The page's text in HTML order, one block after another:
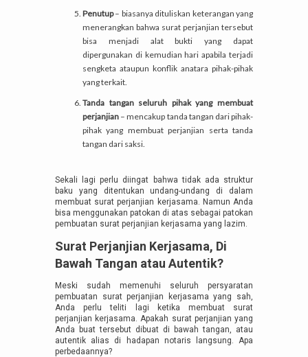
Penutup– biasanya dituliskan keterangan yang
menerangkan bahwa surat perjanjian tersebut
bisa menjadi alat bukti yang dapat
dipergunakan di kemudian hari apabila terjadi
sengketa ataupun konflik anatara pihak-pihak
yang terkait.
Tanda tangan seluruh pihak yang membuat
perjanjian – mencakup tanda tangan dari pihak-
pihak yang membuat perjanjian serta tanda
tangan dari saksi.
Sekali lagi perlu diingat bahwa tidak ada struktur
baku yang ditentukan undang-undang di dalam
membuat surat perjanjian kerjasama. Namun Anda
bisa menggunakan patokan di atas sebagai patokan
pembuatan surat perjanjian kerjasama yang lazim.
Surat Perjanjian Kerjasama, Di
Bawah Tangan atau Autentik?
Meski sudah memenuhi seluruh persyaratan
pembuatan surat perjanjian kerjasama yang sah,
Anda perlu teliti lagi ketika membuat surat
perjanjian kerjasama. Apakah surat perjanjian yang
Anda buat tersebut dibuat di bawah tangan, atau
autentik alias di hadapan notaris langsung. Apa
perbedaannya?